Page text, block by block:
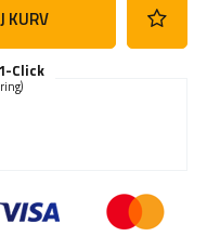
KURV
1-Click